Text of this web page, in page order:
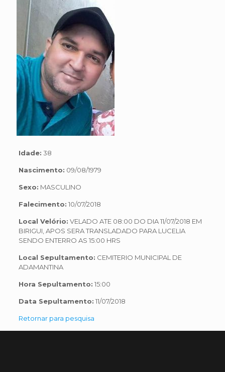
Idade: 38
Nascimento: 09/08/1979
Sexo: MASCULINO
Falecimento: 10/07/2018
Local Velório: VELADO ATE 08:00 DO DIA 11/07/2018 EM
BIRIGUI, APOS SERA TRANSLADADO PARA LUCELIA
SENDO ENTERRO AS 15:00 HRS
Local Sepultamento: CEMITERIO MUNICIPAL DE
ADAMANTINA
Hora Sepultamento: 15:00
Data Sepultamento: 11/07/2018
Retornar para pesquisa